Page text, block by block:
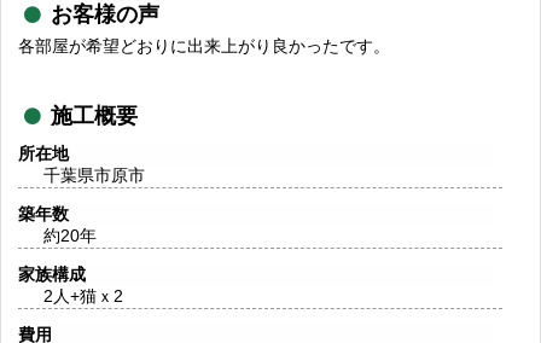
お客様の声
各部屋が希望どおりに出来上がり良かったです。
施工概要
所在地
千葉県市原市
築年数
約20年
家族構成
2人+猫ｘ2
費用